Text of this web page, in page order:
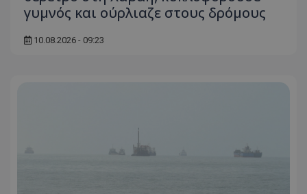
γυμνός και ούρλιαζε στους δρόμους
10.08.2026 - 09:23